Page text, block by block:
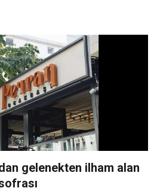
gelenekten ilham alan